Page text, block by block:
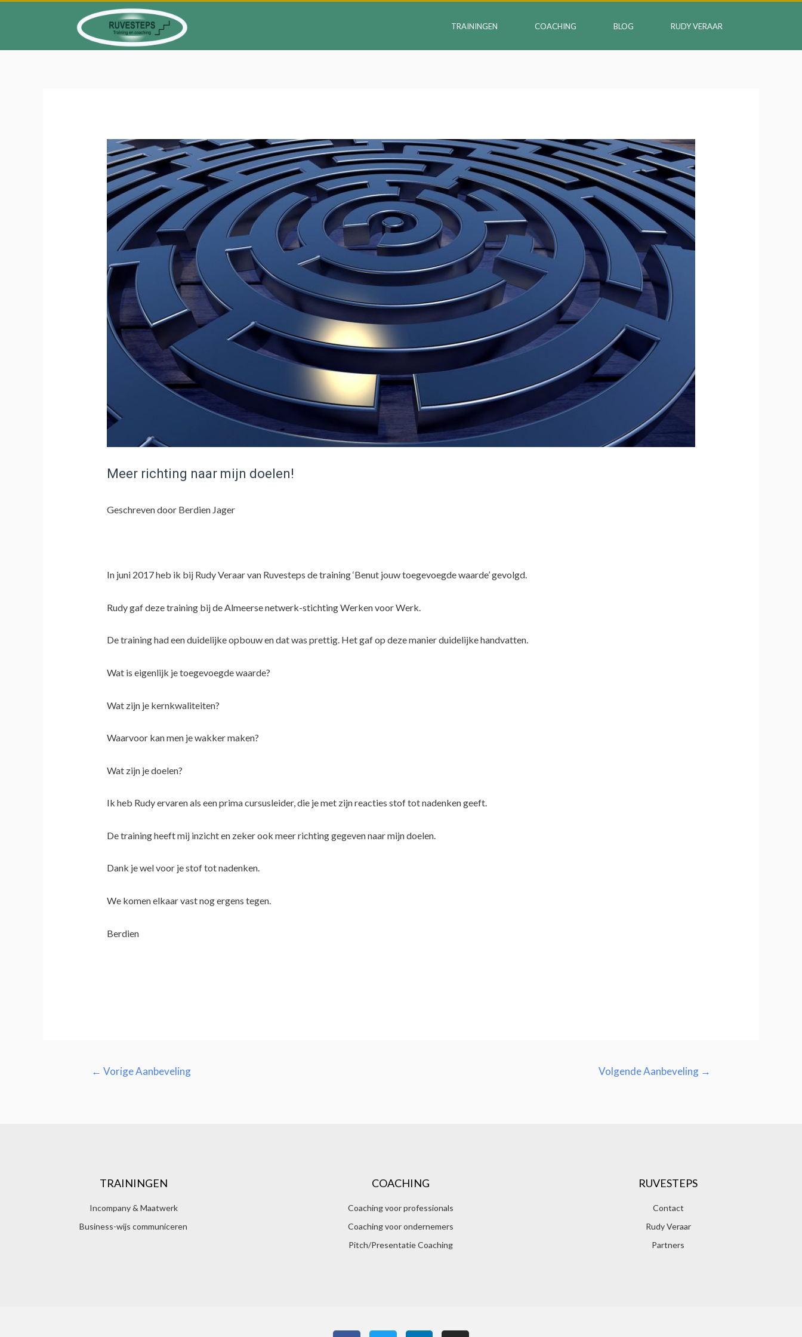
TRAININGEN COACHING BLOG RUDY VERAAR
Meer richting naar mijn doelen!
Geschreven door Berdien Jager
In juni 2017 heb ik bij Rudy Veraar van Ruvesteps de training ‘Benut jouw toegevoegde waarde’ gevolgd.
Rudy gaf deze training bij de Almeerse netwerk-stichting Werken voor Werk.
De training had een duidelijke opbouw en dat was prettig. Het gaf op deze manier duidelijke handvatten.
Wat is eigenlijk je toegevoegde waarde?
Wat zijn je kernkwaliteiten?
Waarvoor kan men je wakker maken?
Wat zijn je doelen?
Ik heb Rudy ervaren als een prima cursusleider, die je met zijn reacties stof tot nadenken geeft.
De training heeft mij inzicht en zeker ook meer richting gegeven naar mijn doelen.
Dank je wel voor je stof tot nadenken.
We komen elkaar vast nog ergens tegen.
Berdien
← Vorige Aanbeveling Volgende Aanbeveling →
TRAININGEN
Incompany & Maatwerk
Business-wijs communiceren
COACHING
Coaching voor professionals
Coaching voor ondernemers
Pitch/Presentatie Coaching
RUVESTEPS
Contact
Rudy Veraar
Partners